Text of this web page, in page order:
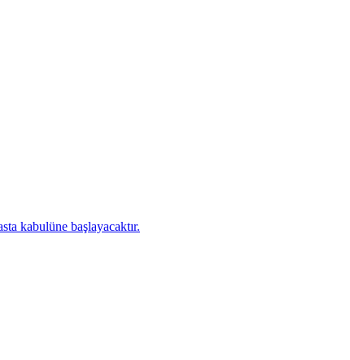
kabulüne başlayacaktır.